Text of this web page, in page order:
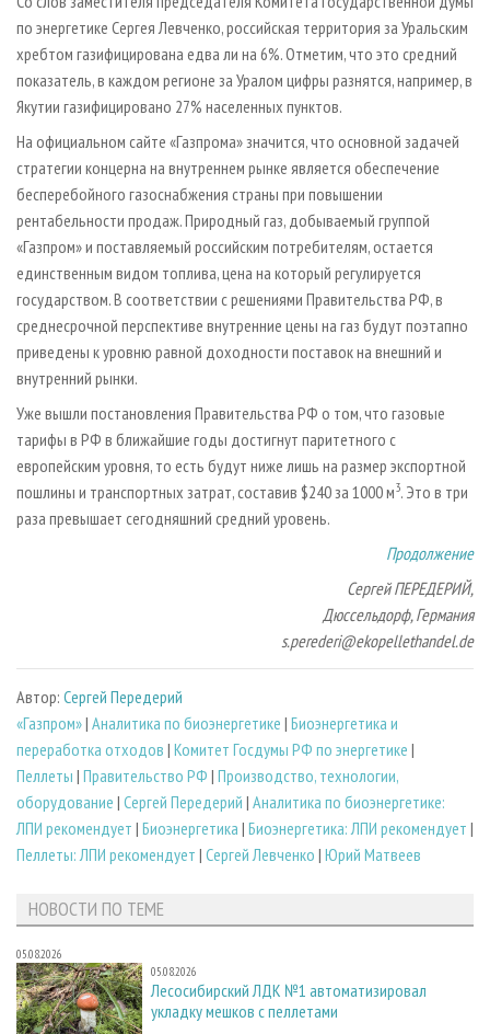
по энергетике Сергея Левченко, российская территория за Уральским
хребтом газифицирована едва ли на 6%. Отметим, что это средний
показатель, в каждом регионе за Уралом цифры разнятся, например, в
Якутии газифицировано 27% населенных пунктов.
На официальном сайте «Газпрома» значится, что основной задачей
стратегии концерна на внутреннем рынке является обеспечение
бесперебойного газоснабжения страны при повышении
рентабельности продаж. Природный газ, добываемый группой
«Газпром» и поставляемый российским потребителям, остается
единственным видом топлива, цена на который регулируется
государством. В соответствии с решениями Правительства РФ, в
среднесрочной перспективе внутренние цены на газ будут поэтапно
приведены к уровню равной доходности поставок на внешний и
внутренний рынки.
Уже вышли постановления Правительства РФ о том, что газовые
тарифы в РФ в ближайшие годы достигнут паритетного с
европейским уровня, то есть будут ниже лишь на размер экспортной
пошлины и транспортных затрат, составив $240 за 1000 м3. Это в три
раза превышает сегодняшний средний уровень.
Продолжение
Сергей ПЕРЕДЕРИЙ,
Дюссельдорф, Германия
s.perederi@ekopellethandel.de
Автор: Сергей Передерий
«Газпром»| Аналитика по биоэнергетике | Биoэнергетика и
переработка отходов | Комитет Госдумы РФ по энергетике |
Пеллеты | Правительство РФ | Производство, технологии,
оборудование | Сергей Передерий | Аналитика по биоэнергетике:
ЛПИ рекомендует | Биоэнергетика | Биоэнергетика: ЛПИ рекомендует |
Пеллеты: ЛПИ рекомендует | Сергей Левченко | Юрий Матвеев
НОВОСТИ ПО ТЕМЕ
05.08.2026
05.08.2026
Лесосибирский ЛДК №1 автоматизировал
укладку мешков с пеллетами